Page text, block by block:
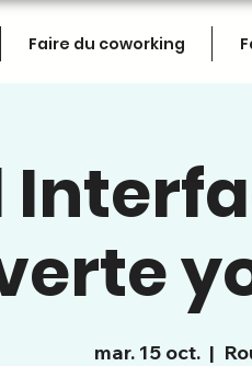
Faire du coworking
mar. 15 oct.
  |